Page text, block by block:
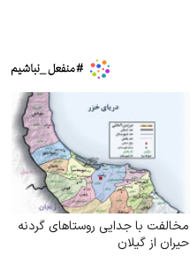
مخالفت با جدایی روستاهای گردنه
حیران از گیلان